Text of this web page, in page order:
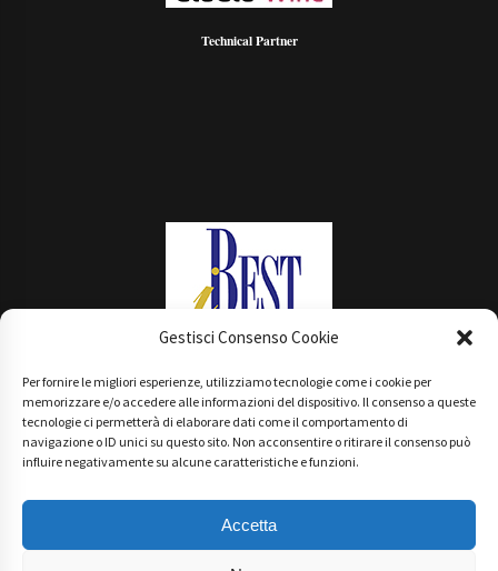
Gestisci Consenso Cookie
Per fornire le migliori esperienze, utilizziamo tecnologie come i cookie per
memorizzare e/o accedere alle informazioni del dispositivo. Il consenso a queste
tecnologie ci permetterà di elaborare dati come il comportamento di
navigazione o ID unici su questo sito. Non acconsentire o ritirare il consenso può
influire negativamente su alcune caratteristiche e funzioni.
Accetta
Technical Partner
Main Partner